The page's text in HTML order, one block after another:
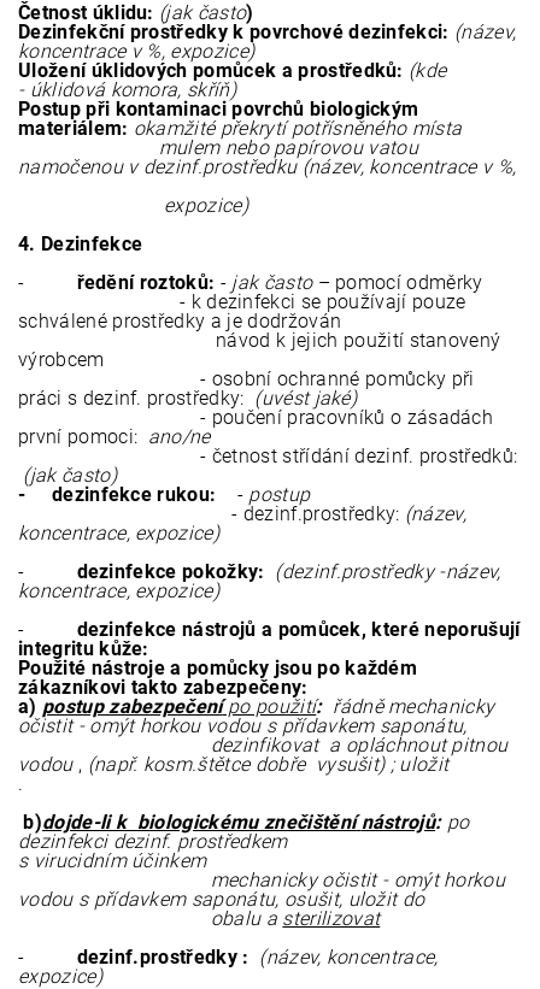
Četnost úklidu: (jak často)
Dezinfekční prostředky k povrchové dezinfekci: (název,
koncentrace v %, expozice)
Uložení úklidových pomůcek a prostředků: (kde
- úklidová komora, skříň)
Postup při kontaminaci povrchů biologickým
materiálem: okamžité překrytí potřísněného místa
mulem nebo papírovou vatou
namočenou v dezinf.prostředku (název, koncentrace v %,
expozice)
4. Dezinfekce
- ředění roztoků: - jak často– pomocí odměrky
- k dezinfekci se používají pouze
schválené prostředky a je dodržován
návod k jejich použití stanovený
výrobcem
- osobní ochranné pomůcky při
práci s dezinf. prostředky: (uvést jaké)
- poučení pracovníků o zásadách
první pomoci: ano/ne
- četnost střídání dezinf. prostředků:
(jak často)
- dezinfekce rukou:
- postup
- dezinf.prostředky: (název,
koncentrace, expozice)
- dezinfekce pokožky: (dezinf.prostředky -název,
koncentrace, expozice)
- dezinfekce nástrojů a pomůcek, které neporušují
integritu kůže:
Použité nástroje a pomůcky jsou po každém
zákazníkovi takto zabezpečeny:
a) postup zabezpečenípo použití: řádně mechanicky
očistit - omýt horkou vodou s přídavkem saponátu,
dezinfikovat a opláchnout pitnou
vodou, (např. kosm.štětce dobře vysušit); uložit
.
b)dojde-li k biologickému znečištění nástrojů:po
dezinfekci dezinf. prostředkem
s virucidním účinkem
mechanicky očistit - omýt horkou
vodou s přídavkem saponátu, osušit, uložit do
obalu a sterilizovat
- dezinf.prostředky : (název, koncentrace,
expozice)